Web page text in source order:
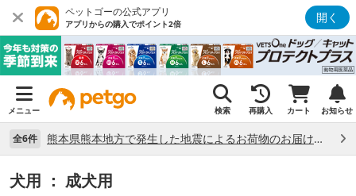
ペットゴーの公式アプリ
アプリからの購入でポイント2倍 開く
メニュー 検索 再購入 カート お知らせ
全6件 熊本県熊本地方で発生した地震によるお荷物のお届け状況について （7/28）
犬用 ： 成犬用